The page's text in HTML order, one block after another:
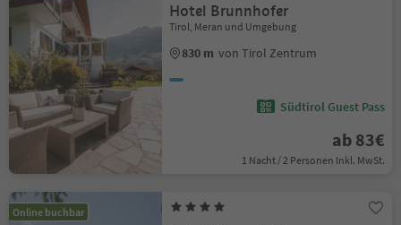
Hotel Brunnhofer
Tirol, Meran und Umgebung
830 m von Tirol Zentrum
Südtirol Guest Pass
ab 83€
1 Nacht / 2 Personen Inkl. MwSt.
Online buchbar